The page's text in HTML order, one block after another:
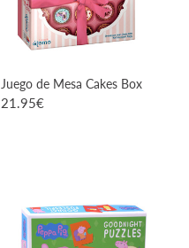
Juego de Mesa Cakes Box
21.95€